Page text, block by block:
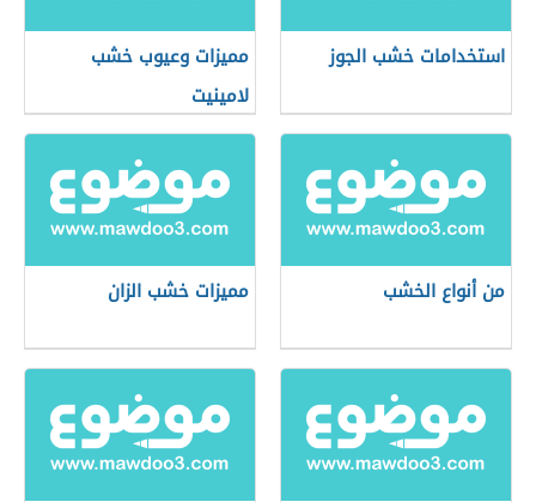
استخدامات خشب الجوز
مميزات وعيوب خشب
لامينيت
من أنواع الخشب مميزات خشب الزان